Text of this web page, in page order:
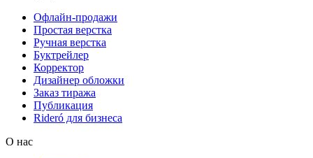
Офлайн-продажи
Простая верстка
Ручная верстка
Буктрейлер
Корректор
Дизайнер обложки
Заказ тиража
Публикация
Rideró для бизнеса
О нас